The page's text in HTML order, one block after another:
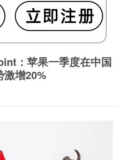
：苹果一季度在中国
激增20%